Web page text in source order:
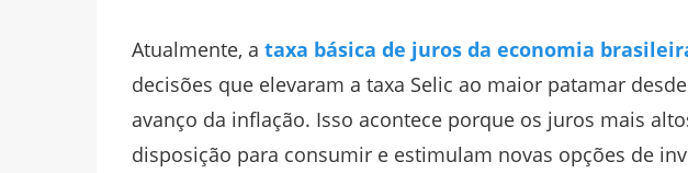
Atualmente, a taxa básica de juros da economia
decisões que elevaram a taxa Selic ao maior patamar
avanço da inflação. Isso acontece porque os juros mais
disposição para consumir e estimulam novas opções de